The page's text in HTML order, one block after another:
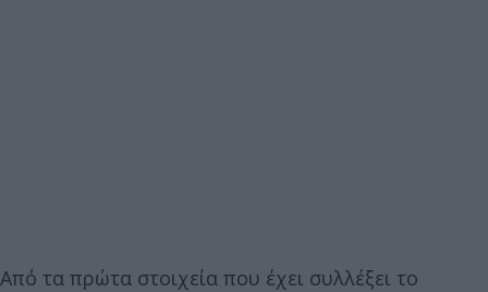
Από τα πρώτα στοιχεία που έχει συλλέξει το